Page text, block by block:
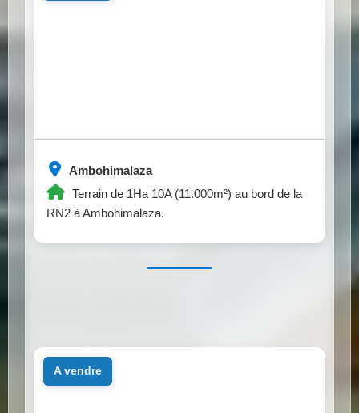
Ambohimalaza
Terrain de 1Ha 10A (11.000m²) au bord de la
RN2 à Ambohimalaza.
a vendre